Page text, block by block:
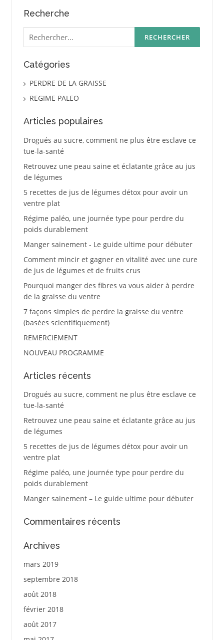
Recherche
Rechercher :
Catégories
PERDRE DE LA GRAISSE
REGIME PALEO
Articles populaires
Drogués au sucre, comment ne plus être esclave ce
tue-la-santé
Retrouvez une peau saine et éclatante grâce au jus
de légumes
5 recettes de jus de légumes détox pour avoir un
ventre plat
Régime paléo, une journée type pour perdre du
poids durablement
Manger sainement - Le guide ultime pour débuter
Comment mincir et gagner en vitalité avec une cure
de jus de légumes et de fruits crus
Pourquoi manger des fibres va vous aider à perdre
de la graisse du ventre
7 façons simples de perdre la graisse du ventre
(basées scientifiquement)
REMERCIEMENT
NOUVEAU PROGRAMME
Articles récents
Drogués au sucre, comment ne plus être esclave ce
tue-la-santé
Retrouvez une peau saine et éclatante grâce au jus
de légumes
5 recettes de jus de légumes détox pour avoir un
ventre plat
Régime paléo, une journée type pour perdre du
poids durablement
Manger sainement – Le guide ultime pour débuter
Commentaires récents
Archives
mars 2019
septembre 2018
août 2018
février 2018
août 2017